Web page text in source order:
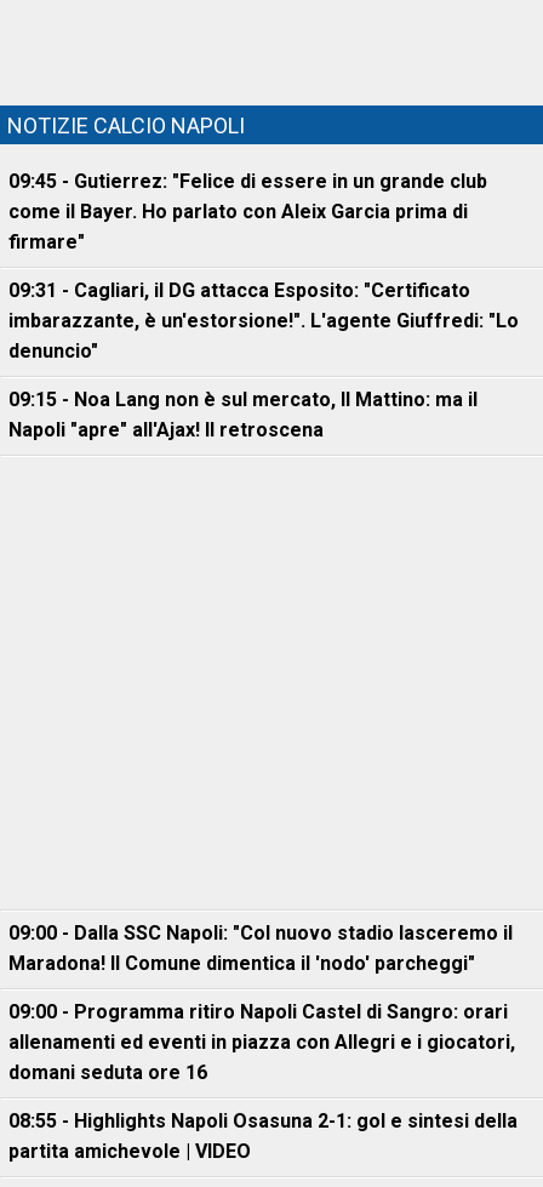
NOTIZIE CALCIO NAPOLI
09:45 - Gutierrez: "Felice di essere in un grande club
come il Bayer. Ho parlato con Aleix Garcia prima di
firmare"
09:31 - Cagliari, il DG attacca Esposito: "Certificato
imbarazzante, è un'estorsione!". L'agente Giuffredi: "Lo
denuncio"
09:15 - Noa Lang non è sul mercato, Il Mattino: ma il
Napoli "apre" all'Ajax! Il retroscena
09:00 - Dalla SSC Napoli: "Col nuovo stadio lasceremo il
Maradona! Il Comune dimentica il 'nodo' parcheggi"
09:00 - Programma ritiro Napoli Castel di Sangro: orari
allenamenti ed eventi in piazza con Allegri e i giocatori,
domani seduta ore 16
08:55 - Highlights Napoli Osasuna 2-1: gol e sintesi della
partita amichevole | VIDEO